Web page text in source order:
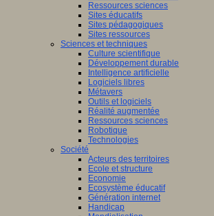
Ressources sciences
Sites éducatifs
Sites pédagogiques
Sites ressources
Sciences et techniques
Culture scientifique
Développement durable
Intelligence artificielle
Logiciels libres
Métavers
Outils et logiciels
Réalité augmentée
Ressources sciences
Robotique
Technologies
Société
Acteurs des territoires
Ecole et structure
Economie
Ecosystème éducatif
Génération internet
Handicap